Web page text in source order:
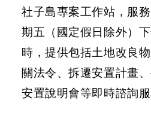
明
日
社
島
FB
社子島專案工作站，服
期五（國定假日除外）
時，提供包括土地改良
關法令、拆遷安置計畫
安置說明會等即時諮詢服